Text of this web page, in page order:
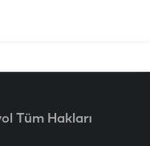
Tüm Hakları